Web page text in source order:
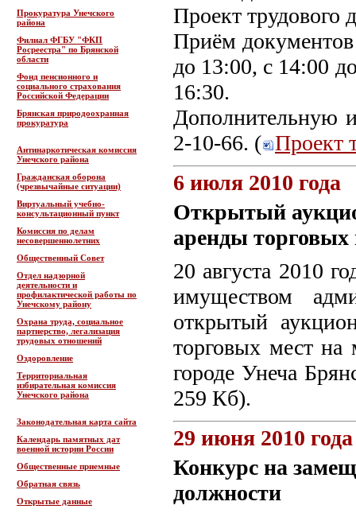
Прокуратура Унечского
района
Филиал ФГБУ "ФКП
Росреестра" по Брянской
области
Фонд пенсионного и
социального страхования
Российской Федерации
Брянская природоохранная
прокуратура
Антинаркотическая комиссия
Унечского района
Гражданская оборона
(чрезвычайные ситуации)
Виртуальный учебно-
консультационный пункт
Комиссия по делам
несовершеннолетних
Общественный Совет
Отдел надзорной
деятельности и
профилактической работы по
Унечскому району
Охрана труда, социальное
партнерство, легализация
трудовых отношений
Оздоровление
Территориальная
избирательная комиссия
Унечского района
Законодательная карта сайта
Календарь памятных дат
военной истории России
Общественные приемные
Обратная связь
Открытые данные
Проект трудового
Приём документов
до 13:00, с 14:00
16:30.
Дополнительную
2-10-66. ( Проект
6 июля 2010 года
Открытый
аренды
20 августа 2010
имуществом
открытый
торговых мест
городе Унеча
259 Кб).
29 июня 2010 года
Конкурс на
должности